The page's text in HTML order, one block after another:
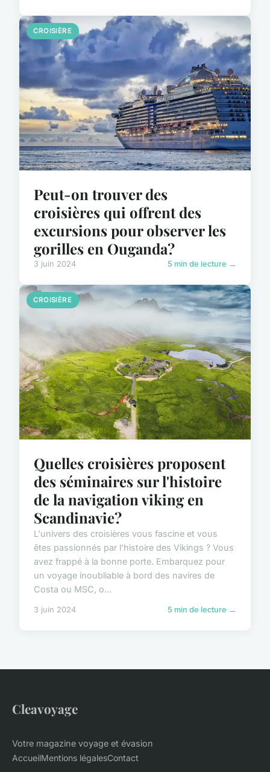
CROISIÈRE
Peut-on trouver des
croisières qui offrent des
excursions pour observer les
gorilles en Ouganda?
3 juin 2024 5 min de lecture →
CROISIÈRE
Quelles croisières proposent
des séminaires sur l'histoire
de la navigation viking en
Scandinavie?
L'univers des croisières vous fascine et vous
êtes passionnés par l'histoire des Vikings ? Vous
avez frappé à la bonne porte. Embarquez pour
un voyage inoubliable à bord des navires de
Costa ou MSC, o...
3 juin 2024 5 min de lecture →
Cleavoyage
Votre magazine voyage et évasion
AccueilMentions légalesContact